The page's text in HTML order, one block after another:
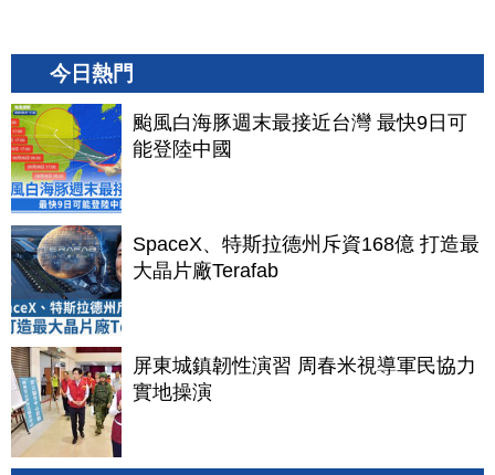
今日熱門
颱風白海豚週末最接近台灣 最快9日可
能登陸中國
SpaceX、特斯拉德州斥資168億 打造最
大晶片廠Terafab
屏東城鎮韌性演習 周春米視導軍民協力
實地操演